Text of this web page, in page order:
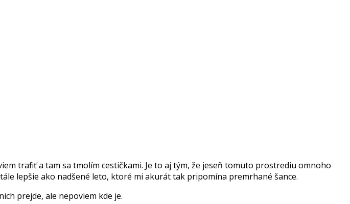
trafiť a tam sa tmolím cestičkami. Je to aj tým, že jeseň tomuto prostrediu omnoho
lepšie ako nadšené leto, ktoré mi akurát tak pripomína premrhané šance.
prejde, ale nepoviem kde je.